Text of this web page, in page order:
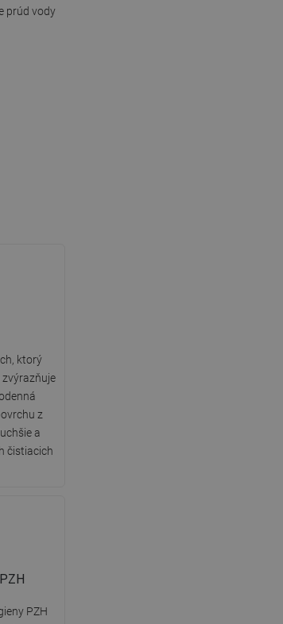
prúd vody
ktorý
zvýrazňuje
z
a
čistiacich
PZH